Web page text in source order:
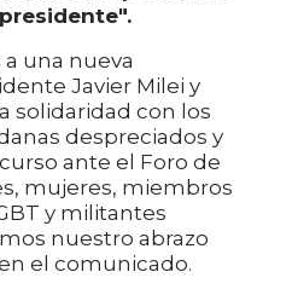
una nueva
Javier Milei y
solidaridad con los
despreciados y
ante el Foro de
mujeres, miembros
y militantes
nuestro abrazo
el comunicado.